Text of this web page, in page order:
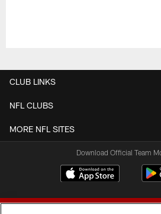
CLUB LINKS
NFL CLUBS
MORE NFL SITES
Download Official Team